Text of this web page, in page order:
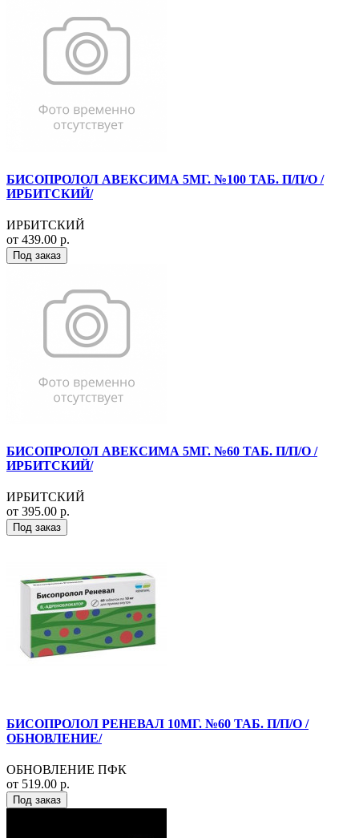
БИСОПРОЛОЛ АВЕКСИМА 5МГ. №100 ТАБ. П/П/О /
ИРБИТСКИЙ/
ИРБИТСКИЙ
от 439.00 р.
Под заказ
БИСОПРОЛОЛ АВЕКСИМА 5МГ. №60 ТАБ. П/П/О /
ИРБИТСКИЙ/
ИРБИТСКИЙ
от 395.00 р.
Под заказ
БИСОПРОЛОЛ РЕНЕВАЛ 10МГ. №60 ТАБ. П/П/О /
ОБНОВЛЕНИЕ/
ОБНОВЛЕНИЕ ПФК
от 519.00 р.
Под заказ